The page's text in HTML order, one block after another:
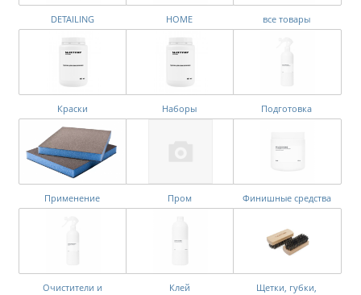
DETAILING HOME все товары
Краски Наборы Подготовка
Применение Пром Финишные средства
Очистители и
Клей
Щетки, губки,